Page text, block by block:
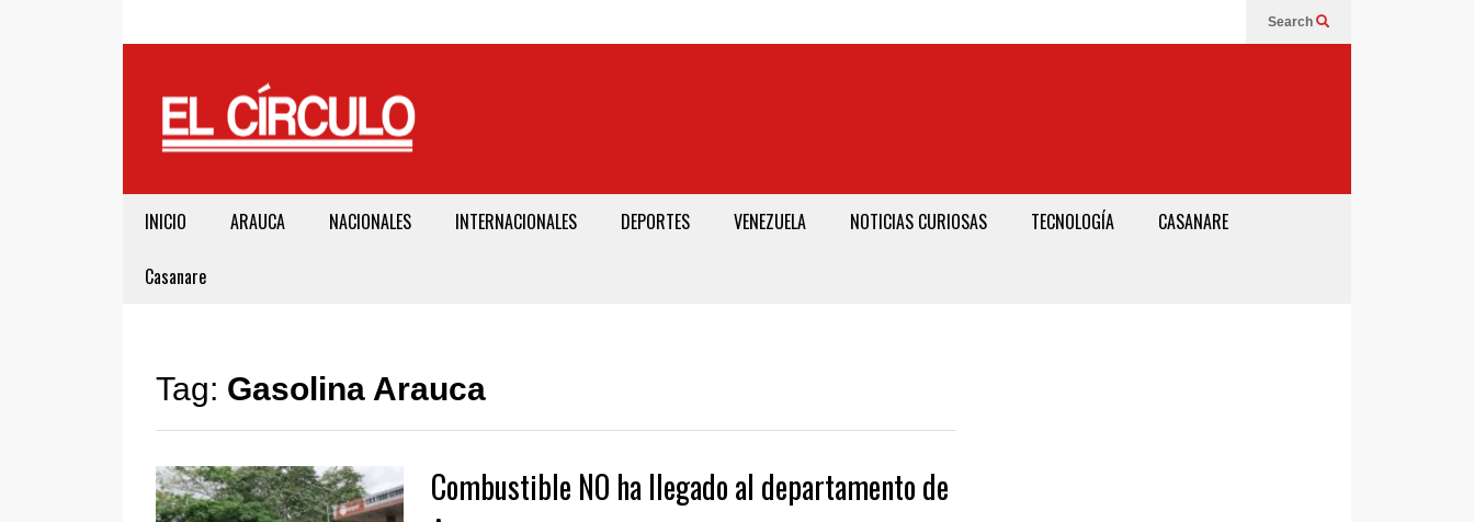
Search
INICIO ARAUCA NACIONALES INTERNACIONALES DEPORTES VENEZUELA NOTICIAS CURIOSAS TECNOLOGÍA CASANARE
Casanare
Tag: Gasolina Arauca
Combustible NO ha llegado al departamento de